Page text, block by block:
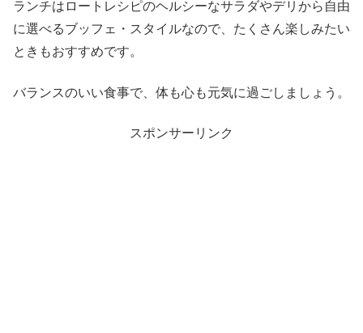
ランチはロートレシピのヘルシーなサラダやデリから自由
に選べるブッフェ・スタイルなので、たくさん楽しみたい
ときもおすすめです。
バランスのいい食事で、体も心も元気に過ごしましょう。
スポンサーリンク